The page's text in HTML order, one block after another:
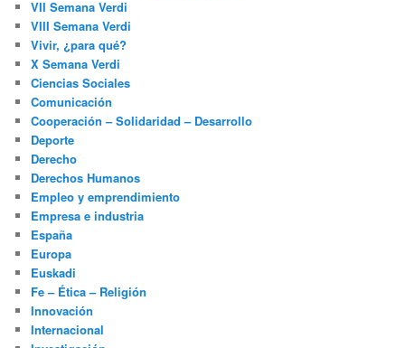
VII Semana Verdi
VIII Semana Verdi
Vivir, ¿para qué?
X Semana Verdi
Ciencias Sociales
Comunicación
Cooperación – Solidaridad – Desarrollo
Deporte
Derecho
Derechos Humanos
Empleo y emprendimiento
Empresa e industria
España
Europa
Euskadi
Fe – Ética – Religión
Innovación
Internacional